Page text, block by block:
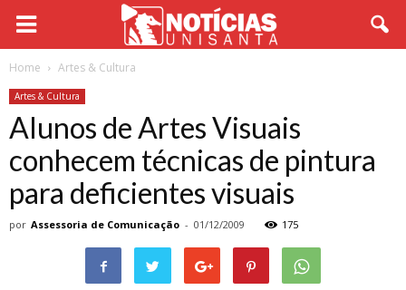
Home Artes & Cultura
Artes & Cultura
Alunos de Artes Visuais
conhecem técnicas de pintura
para deficientes visuais
por Assessoria de Comunicação - 01/12/2009 175